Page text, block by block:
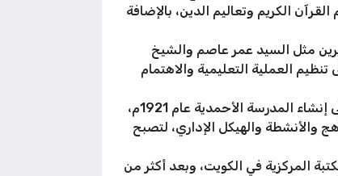
الكريم وتعاليم الدين، بالإضافة
مثل السيد عمر عاصم والشيخ
العملية التعليمية والاهتمام
بعد افتتاح المدرسة المباركية ارتفع عدد الطلاب وازداد الطلب على التعليم النظامي مما أدى إلى إنشاء المدرسة الأحمدية عام 1921م،
تطويرًا في المناهج والأنشطة والهيكل الإداري، لتصبح
حين تحول مبناها إلى المكتبة المركزية في الكويت، وبعد أكثر من